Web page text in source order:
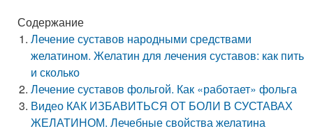
Содержание
Лечение суставов народными средствами
желатином. Желатин для лечения суставов: как пить
и сколько
Лечение суставов фольгой. Как «работает» фольга
Видео КАК ИЗБАВИТЬСЯ ОТ БОЛИ В СУСТАВАХ
ЖЕЛАТИНОМ. Лечебные свойства желатина